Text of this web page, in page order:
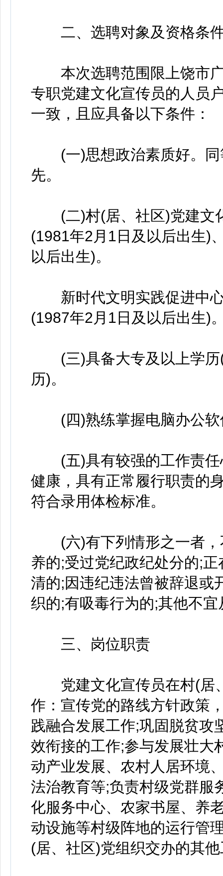
二、选聘对象及资格条
本次选聘范围限上饶市广
专职党建文化宣传员的人员
一致，且应具备以下条件：
(一)思想政治素质好。同
先。
(二)村(居、社区)党建文
(1981年2月1日及以后出生)
以后出生)。
新时代文明实践促进中心
(1987年2月1日及以后出生)
(三)具备大专及以上学历(
历)。
(四)熟练掌握电脑办公软
(五)具有较强的工作责任
健康，具有正常履行职责的
符合录用体检标准。
(六)有下列情形之一者，
养的;受过党纪政纪处分的;
清的;因违纪违法曾被辞退或
织的;有吸毒行为的;其他不
三、岗位职责
党建文化宣传员在村(居、
作：宣传党的路线方针政策
践融合发展工作;巩固脱贫攻
效衔接的工作;参与发展壮大
动产业发展、农村人居环境
法治教育等;负责村级党群服
化服务中心、农家书屋、养
动设施等村级阵地的运行管
(居、社区)党组织交办的其